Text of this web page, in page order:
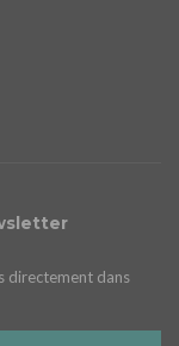
directement dans